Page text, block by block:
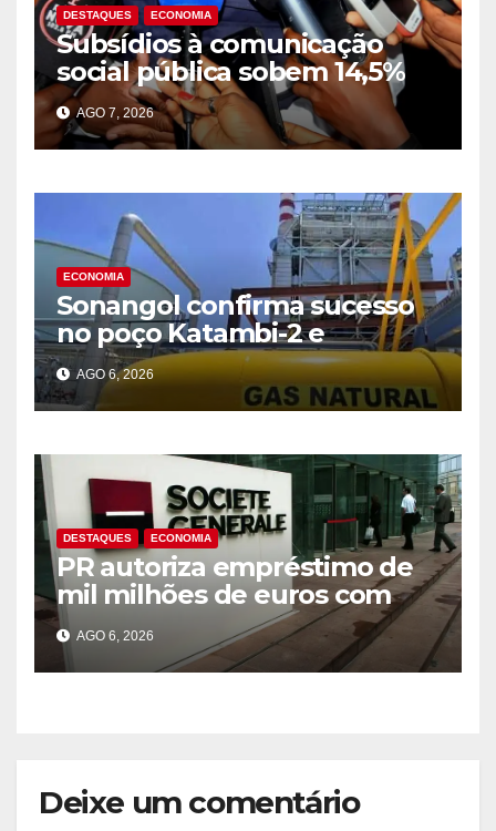
DESTAQUES ECONOMIA
Subsídios à comunicação
social pública sobem 14,5%
para 39,2 mil milhões Kz em
2025
AGO 7, 2026
ECONOMIA
Sonangol confirma sucesso
no poço Katambi-2 e
antecipa novo ciclo de
produção de gás na Bacia de
Benguela
AGO 6, 2026
DESTAQUES ECONOMIA
PR autoriza empréstimo de
mil milhões de euros com
Société Générale para o PIP
AGO 6, 2026
Deixe um comentário